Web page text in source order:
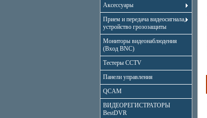
Аксессуары
Прием и передача видеосигнала,
устройство грозозащиты
Мониторы видеонаблюдения
(Вход BNC)
Тестеры CCTV
Панели управления
QCAM
ВИДЕОРЕГИСТРАТОРЫ
BestDVR